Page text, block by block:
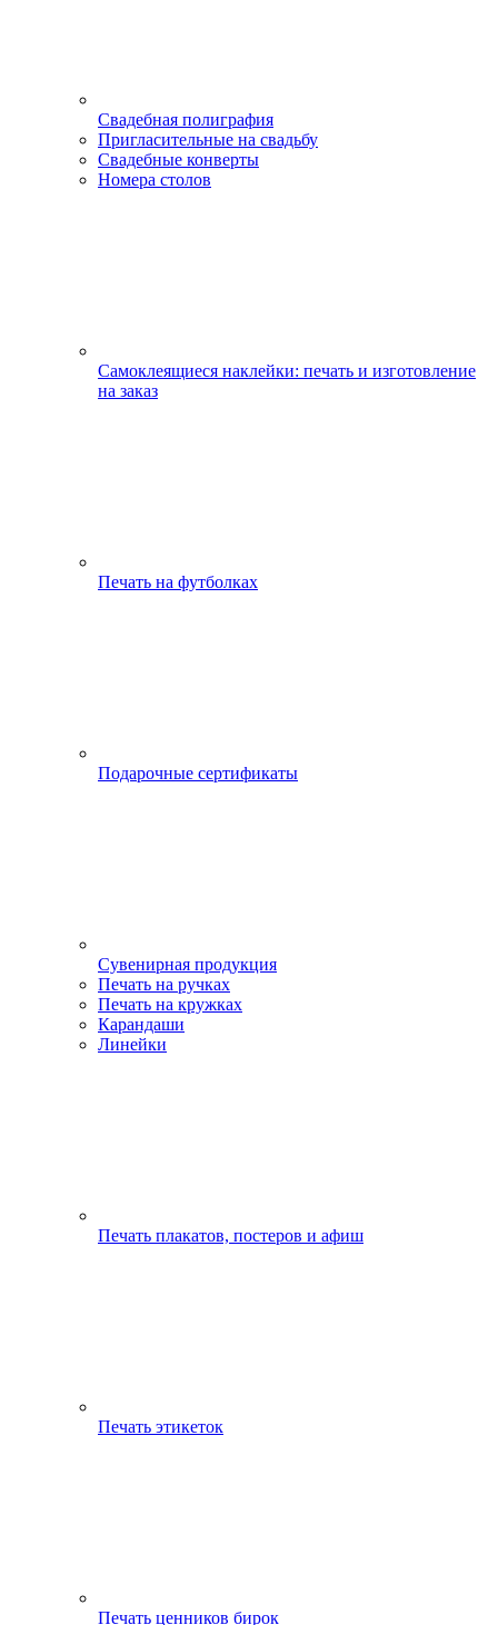
Свадебная полиграфия
Пригласительные на свадьбу
Свадебные конверты
Номера столов
Самоклеящиеся наклейки: печать и изготовление
на заказ
Печать на футболках
Подарочные сертификаты
Сувенирная продукция
Печать на ручках
Печать на кружках
Карандаши
Линейки
Печать плакатов, постеров и афиш
Печать этикеток
Печать ценников бирок